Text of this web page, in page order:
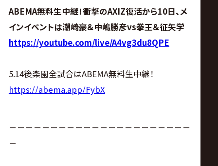
ア
公
式
サ
イ
ABEMA無料生中継！衝撃のAXIZ復活から10日、メ
インイベントは潮崎豪＆中嶋勝彦vs拳王＆征矢学
https://youtube.com/live/A4vg3du8QPE
5.14後楽園全試合はABEMA無料生中継！
https://abema.app/FybX
－－－－－－－－－－－－－－－－－－－－－－
－